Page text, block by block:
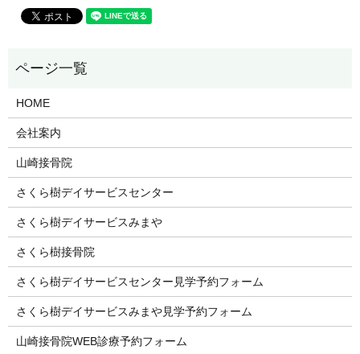
HOME
会社案内
山崎接骨院
さくら樹デイサービスセンター
さくら樹デイサービスみまや
さくら樹接骨院
さくら樹デイサービスセンター見学予約フォーム
さくら樹デイサービスみまや見学予約フォーム
山崎接骨院WEB診療予約フォーム